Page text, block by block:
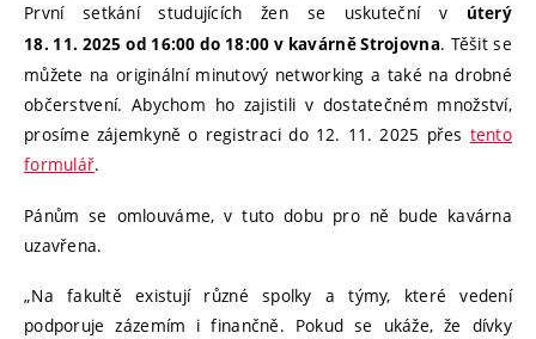
První setkání studujících žen se uskuteční v
úterý
18. 11. 2025 od 16:00 do 18:00 v kavárně Strojovna. Těšit se
můžete na originální minutový networking a také na drobné
občerstvení. Abychom ho zajistili v dostatečném množství,
prosíme zájemkyně o registraci do 12. 11. 2025 přes tento
formulář.
Pánům se omlouváme, v tuto dobu pro ně bude kavárna
uzavřena.
„Na fakultě existují různé spolky a týmy, které vedení
podporuje zázemím i finančně. Pokud se ukáže, že dívky